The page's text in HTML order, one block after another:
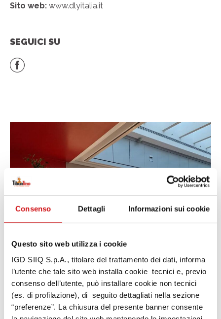
Consenso Dettagli Informazioni sui cookie
Questo sito web utilizza i cookie
IGD SIIQ S.p.A., titolare del trattamento dei dati, informa
l’utente che tale sito web installa cookie tecnici e, previo
consenso dell’utente, può installare cookie non tecnici
(es. di profilazione), di seguito dettagliati nella sezione
“preferenze”. La chiusura del presente banner consente
Sito web: www.dlyitalia.it
SEGUICI SU